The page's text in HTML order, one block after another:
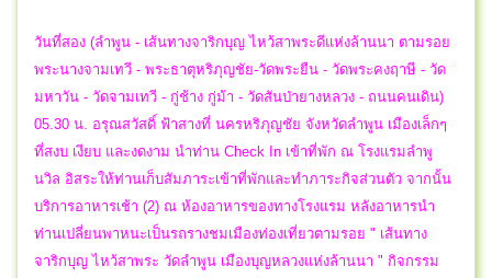
วันที่สอง (ลำพูน - เส้นทางจาริกบุญ ไหว้สาพระดีแห่งล้านนา ตามรอย
พระนางจามเทวี - พระธาตุหริภุญชัย-วัดพระยืน - วัดพระคงฤาษี - วัด
มหาวัน - วัดจามเทวี - กู่ช้าง กู่ม้า - วัดสันป่ายางหลวง - ถนนคนเดิน)
05.30 น. อรุณสวัสดิ์ ฟ้าสางที่ นครหริภุญชัย จังหวัดลำพูน เมืองเล็กๆ
ที่สงบ เงียบ และงดงาม นำท่าน Check In เข้าที่พัก ณ โรงแรมลำพู
นวิล อิสระให้ท่านเก็บสัมภาระเข้าที่พักและทำภาระกิจส่วนตัว จากนั้น
บริการอาหารเช้า (2) ณ ห้องอาหารของทางโรงแรม หลังอาหารนำ
ท่านเปลี่ยนพาหนะเป็นรถรางชมเมืองท่องเที่ยวตามรอย " เส้นทาง
จาริกบุญ ไหว้สาพระ วัดลำพูน เมืองบุญหลวงแห่งล้านนา " กิจกรรม